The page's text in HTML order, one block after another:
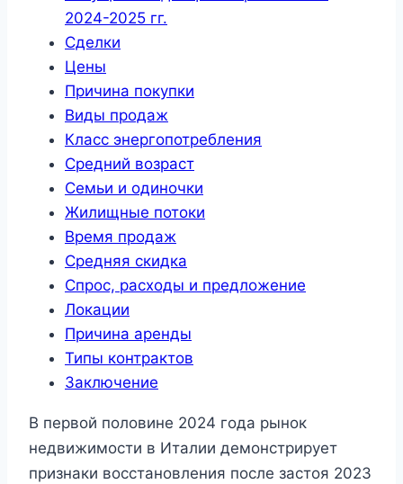
2024-2025 гг.
Сделки
Цены
Причина покупки
Виды продаж
Класс энергопотребления
Средний возраст
Семьи и одиночки
Жилищные потоки
Время продаж
Средняя скидка
Спрос, расходы и предложение
Локации
Причина аренды
Типы контрактов
Заключение
В первой половине 2024 года рынок
недвижимости в Италии демонстрирует
признаки восстановления после застоя 2023